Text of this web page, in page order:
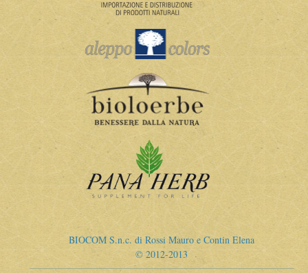
BIOCOM S.n.c. di Rossi Mauro e Contin Elena
© 2012-2013